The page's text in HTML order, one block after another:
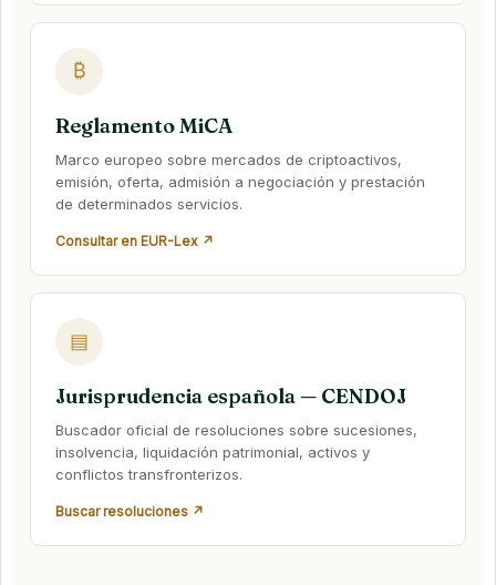
₿
Reglamento MiCA
Marco europeo sobre mercados de criptoactivos,
emisión, oferta, admisión a negociación y prestación
de determinados servicios.
Consultar en EUR-Lex ↗
▤
Jurisprudencia española — CENDOJ
Buscador oficial de resoluciones sobre sucesiones,
insolvencia, liquidación patrimonial, activos y
conflictos transfronterizos.
Buscar resoluciones ↗